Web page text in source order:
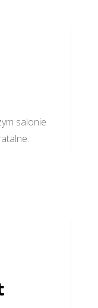
salonie